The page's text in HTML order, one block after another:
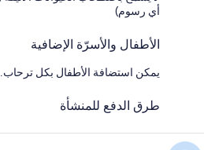
أي رسوم)
الأطفال والأسرّة الإضافية
يمكن استضافة الأطفال بكل ترحاب.
طرق الدفع للمنشأة